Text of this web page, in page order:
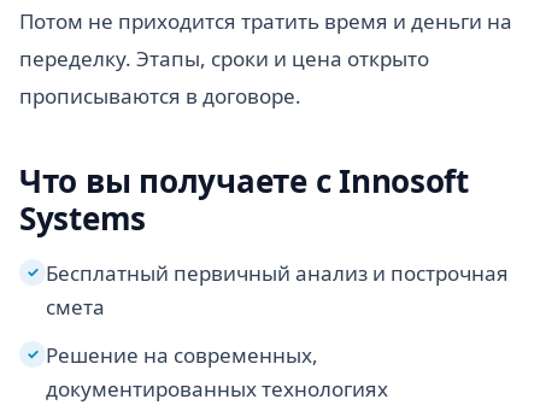
Потом не приходится тратить время и деньги на
переделку. Этапы, сроки и цена открыто
прописываются в договоре.
Что вы получаете с Innosoft
Systems
✓ Бесплатный первичный анализ и построчная
смета
✓ Решение на современных,
документированных технологиях